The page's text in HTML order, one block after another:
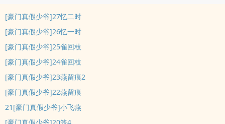
少有后悔的事情，唯独因为一gen骨tou遭受无妄之灾，他悔不当初，
如果时间能重来，他无论如何都不会再回来。］版图［5］［豪门真假
［困兽之笼］
[豪门真假少爷]27忆二时
[豪门真假少爷]26忆一时
[豪门真假少爷]25雀回枝
[豪门真假少爷]24雀回枝
[豪门真假少爷]23燕留痕2
[豪门真假少爷]22燕留痕
21[豪门真假少爷]小飞燕